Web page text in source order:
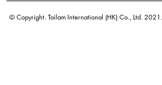
原产地
© Copyright. Tailam International (HK) Co., Ltd.